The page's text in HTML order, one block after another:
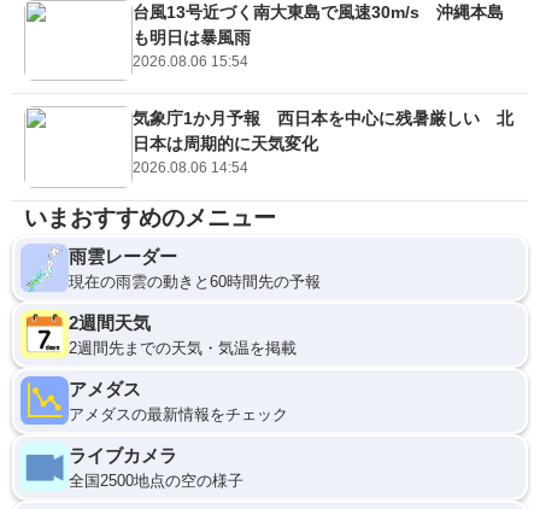
台風13号近づく南大東島で風速30m/s 沖縄本島
も明日は暴風雨
2026.08.06 15:54
気象庁1か月予報 西日本を中心に残暑厳しい 北
日本は周期的に天気変化
2026.08.06 14:54
いまおすすめのメニュー
雨雲レーダー
現在の雨雲の動きと60時間先の予報
2週間天気
2週間先までの天気・気温を掲載
アメダス
アメダスの最新情報をチェック
ライブカメラ
全国2500地点の空の様子